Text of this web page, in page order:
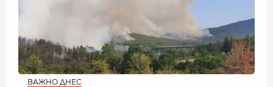
ВАЖНО ДНЕС